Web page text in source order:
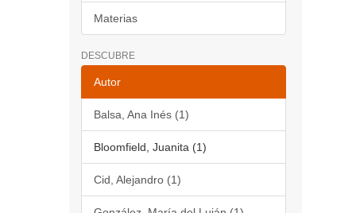
Materias
DESCUBRE
Autor
Balsa, Ana Inés (1)
Bloomfield, Juanita (1)
Cid, Alejandro (1)